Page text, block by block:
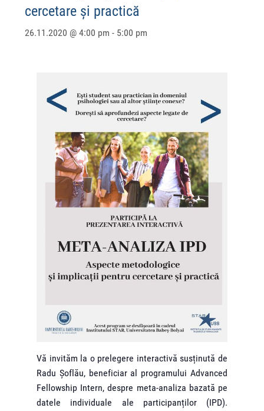
cercetare și practică
26.11.2020 @ 4:00 pm - 5:00 pm
Vă invităm la o prelegere interactivă susținută de
Radu Șoflău, beneficiar al programului Advanced
Fellowship Intern, despre meta-analiza bazată pe
datele individuale ale participanților (IPD).